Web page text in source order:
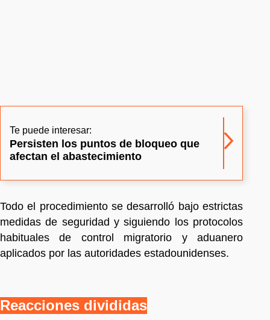
Te puede interesar:
Persisten los puntos de bloqueo que
afectan el abastecimiento
Todo el procedimiento se desarrolló bajo estrictas
medidas de seguridad y siguiendo los protocolos
habituales de control migratorio y aduanero
aplicados por las autoridades estadounidenses.
Reacciones divididas